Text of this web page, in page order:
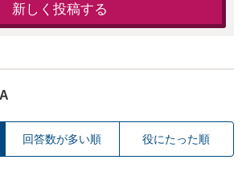
新しく投稿する
回答数が多い順 役にたった順